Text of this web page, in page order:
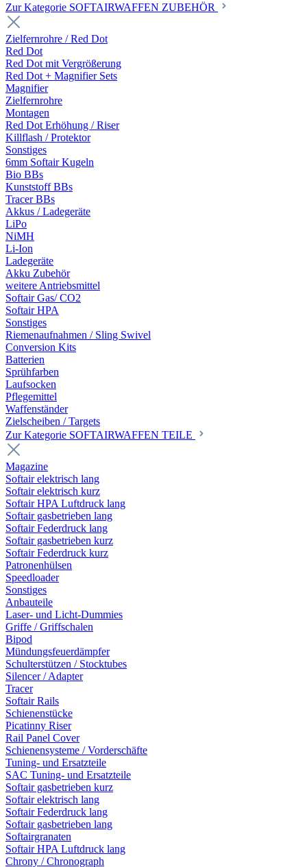
Zur Kategorie SOFTAIRWAFFEN ZUBEHÖR
Zielfernrohre / Red Dot
Red Dot
Red Dot mit Vergrößerung
Red Dot + Magnifier Sets
Magnifier
Zielfernrohre
Montagen
Red Dot Erhöhung / Riser
Killflash / Protektor
Sonstiges
6mm Softair Kugeln
Bio BBs
Kunststoff BBs
Tracer BBs
Akkus / Ladegeräte
LiPo
NiMH
Li-Ion
Ladegeräte
Akku Zubehör
weitere Antriebsmittel
Softair Gas/ CO2
Softair HPA
Sonstiges
Riemenaufnahmen / Sling Swivel
Conversion Kits
Batterien
Sprühfarben
Laufsocken
Pflegemittel
Waffenständer
Zielscheiben / Targets
Zur Kategorie SOFTAIRWAFFEN TEILE
Magazine
Softair elektrisch lang
Softair elektrisch kurz
Softair HPA Luftdruck lang
Softair gasbetrieben lang
Softair Federdruck lang
Softair gasbetrieben kurz
Softair Federdruck kurz
Patronenhülsen
Speedloader
Sonstiges
Anbauteile
Laser- und Licht-Dummies
Griffe / Griffschalen
Bipod
Mündungsfeuerdämpfer
Schulterstützen / Stocktubes
Silencer / Adapter
Tracer
Softair Rails
Schienenstücke
Picatinny Riser
Rail Panel Cover
Schienensysteme / Vorderschäfte
Tuning- und Ersatzteile
SAC Tuning- und Ersatzteile
Softair gasbetrieben kurz
Softair elektrisch lang
Softair Federdruck lang
Softair gasbetrieben lang
Softairgranaten
Softair HPA Luftdruck lang
Chrony / Chronograph